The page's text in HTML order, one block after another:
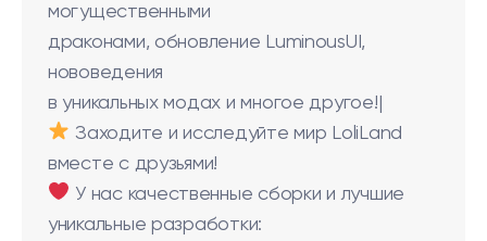
могущественными
драконами, обновление LuminousUI,
нововедения
в уникальных модах и многое другое!|
Заходите и исследуйте мир LoliLand
вместе с друзьями!
У нас качественные сборки и лучшие
уникальные разработки: